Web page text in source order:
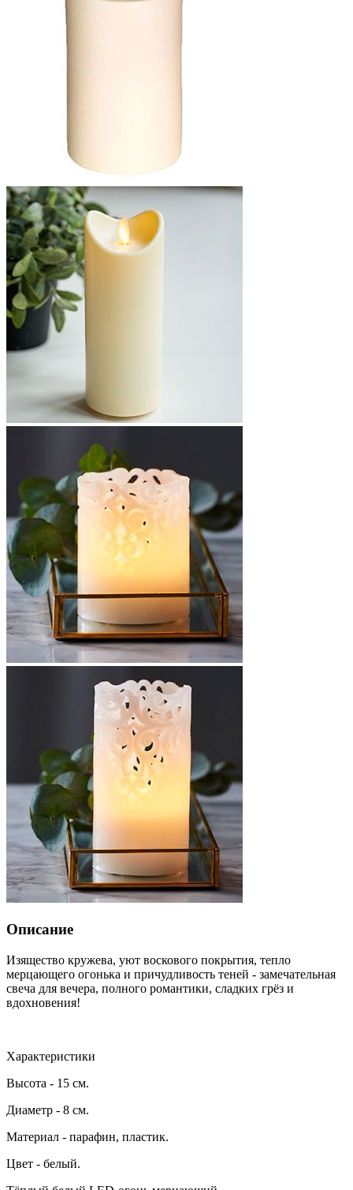
Описание
Изящество кружева, уют воскового покрытия, тепло
мерцающего огонька и причудливость теней - замечательная
свеча для вечера, полного романтики, сладких грёз и
вдохновения!
Характеристики
Высота - 15 см.
Диаметр - 8 см.
Материал - парафин, пластик.
Цвет - белый.